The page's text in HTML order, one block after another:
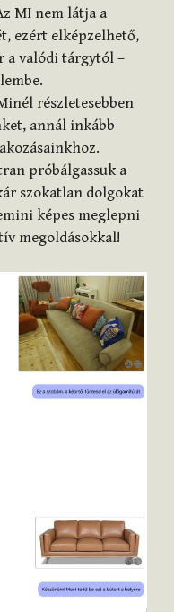
MI nem látja a
ezért elképzelhető,
a valódi tárgytól –
részletesebben
annál inkább
próbálgassuk a
szokatlan dolgokat
képes meglepni
megoldásokkal!